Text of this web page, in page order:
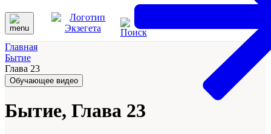
Главная
Бытие
Глава 23
Обучающее видео
Бытие, Глава 23